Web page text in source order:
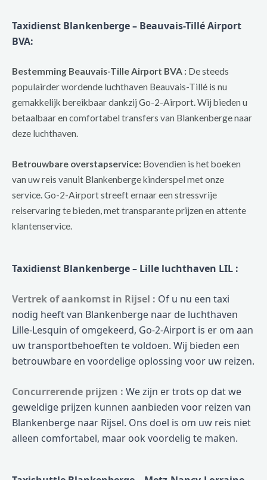
Taxidienst Blankenberge – Beauvais-Tillé Airport
BVA:
Bestemming Beauvais-Tille Airport BVA : De steeds
populairder wordende luchthaven Beauvais-Tillé is nu
gemakkelijk bereikbaar dankzij Go-2-Airport. Wij bieden u
betaalbaar en comfortabel transfers van Blankenberge naar
deze luchthaven.
Betrouwbare overstapservice: Bovendien is het boeken
van uw reis vanuit Blankenberge kinderspel met onze
service. Go-2-Airport streeft ernaar een stressvrije
reiservaring te bieden, met transparante prijzen en attente
klantenservice.
Taxidienst Blankenberge – Lille luchthaven LIL :
Vertrek of aankomst in Rijsel : Of u nu een taxi
nodig heeft van Blankenberge naar de luchthaven
Lille-Lesquin of omgekeerd, Go-2-Airport is er om aan
uw transportbehoeften te voldoen. Wij bieden een
betrouwbare en voordelige oplossing voor uw reizen.
Concurrerende prijzen : We zijn er trots op dat we
geweldige prijzen kunnen aanbieden voor reizen van
Blankenberge naar Rijsel. Ons doel is om uw reis niet
alleen comfortabel, maar ook voordelig te maken.